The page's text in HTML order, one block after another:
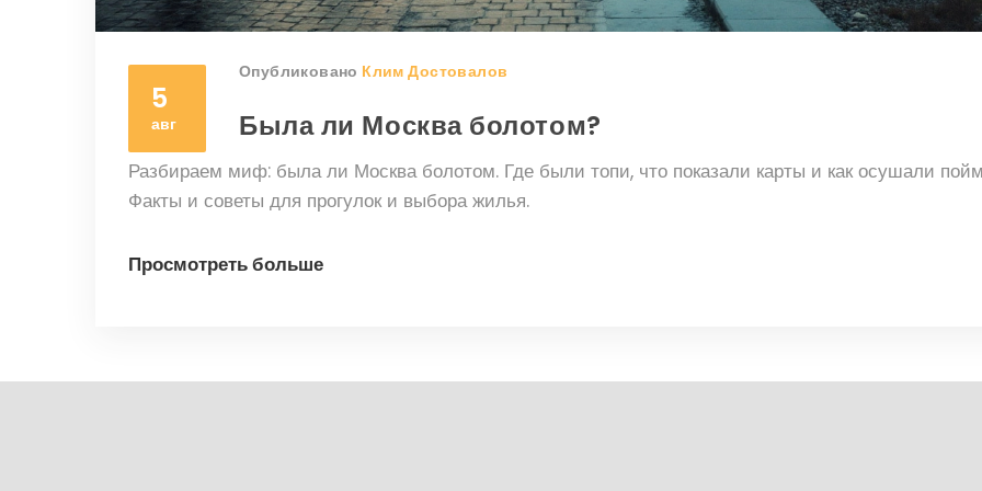
5
авг
Опубликовано Клим Достовалов
Была ли Москва болотом?
Разбираем миф: была ли Москва болотом. Где были топи, что показали карты и как осушали
Факты и советы для прогулок и выбора жилья.
Просмотреть больше